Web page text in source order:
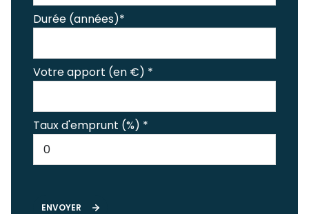
Durée (années)*
Votre apport (en €) *
Taux d'emprunt (%) *
ENVOYER